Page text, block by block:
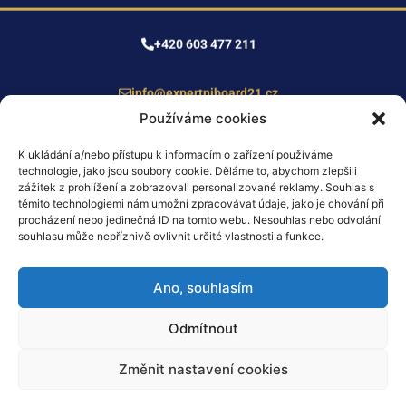
Používáme cookies
K ukládání a/nebo přístupu k informacím o zařízení používáme
technologie, jako jsou soubory cookie. Děláme to, abychom zlepšili
zážitek z prohlížení a zobrazovali personalizované reklamy. Souhlas s
těmito technologiemi nám umožní zpracovávat údaje, jako je chování při
procházení nebo jedinečná ID na tomto webu. Nesouhlas nebo odvolání
souhlasu může nepříznivě ovlivnit určité vlastnosti a funkce.
Ano, souhlasím
Odmítnout
Změnit nastavení cookies
+420 603 477 211
info@expertniboard21.cz
Kariéra Reference VOP Ochrana osobních údajů
© 2022 – 2026 Všechna práva vyhrazena